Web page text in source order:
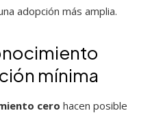
adopción más amplia.
mínima
cero hacen posible